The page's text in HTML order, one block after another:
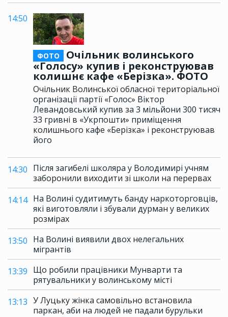
14:50
ФОТО
Очільник волинського
«Голосу» купив і реконструював
колишнє кафе «Берізка». ФОТО
Очільник Волинської обласної територіальної
організації партії «Голос» Віктор
Левандовський купив за 3 мільйони 300 тисяч
33 гривні в «Укрпошти» приміщення
колишнього кафе «Берізка» і реконструював
його
14:30 Після загибелі школяра у Володимирі учням
заборонили виходити зі школи на перервах
14:14 На Волині судитимуть банду наркоторговців,
які виготовляли і збували дурман у великих
розмірах
13:50 На Волині виявили двох нелегальних
мігрантів
13:39 Що робили працівники Мунварти та
рятувальники у волинському місті
13:13 У Луцьку жінка самовільно встановила
паркан, аби на людей не падали бурульки